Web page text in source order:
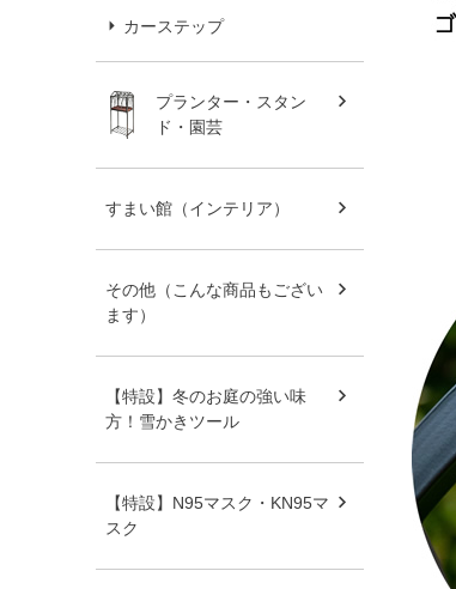
カーステップ
プランター・スタン
ド・園芸
すまい館（インテリア）
その他（こんな商品もござい
ます）
【特設】冬のお庭の強い味
方！雪かきツール
【特設】N95マスク・KN95マ
スク